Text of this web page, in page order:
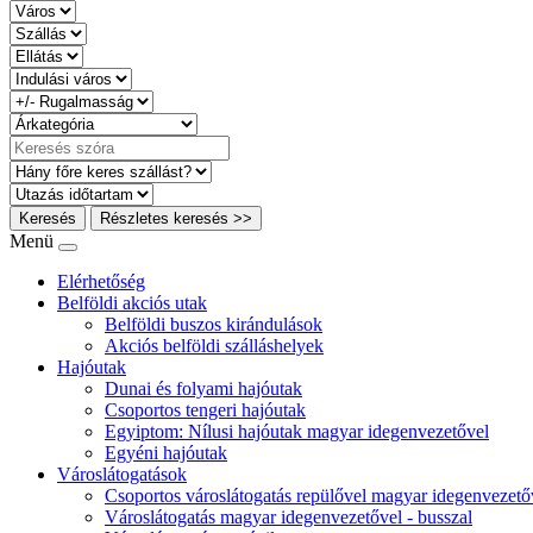
Keresés Részletes keresés >>
Menü
Elérhetőség
Belföldi akciós utak
Belföldi buszos kirándulások
Akciós belföldi szálláshelyek
Hajóutak
Dunai és folyami hajóutak
Csoportos tengeri hajóutak
Egyiptom: Nílusi hajóutak magyar idegenvezetővel
Egyéni hajóutak
Városlátogatások
Csoportos városlátogatás repülővel magyar
Városlátogatás magyar idegenvezetővel - busszal